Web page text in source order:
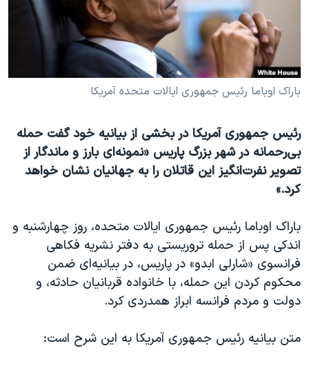
فرهنگ و زندگی
حقوق شهروندی
اقتصادی
علم و فناوری
گالری عکس
آرشیو پخش زنده
مستندها
انتخابات ریاست جمهوری آمریکا ۲۰۲۴
حمله جمهوری اسلامی به اسرائیل
رمز مهسا
اعتراضات زن، زندگی، آزادی
مجموعه مستندهای دادخواهی
تریبونال مردمی آبان ۹۸
چهل سال گروگان‌گیری
قانون شفافیت دارائی کادر رهبری ایران
اعتراضات مردمی آبان ۹۸
اسرائیل در جنگ
نرگس محمدی برنده جایزه نوبل صلح
دنبال کنید
باراک اوباما رئیس جمهوری ایالات متحده آمریکا
رئیس جمهوری آمریکا در بخشی از بیانیه خود گفت حمله
بی‌رحمانه در شهر بزرگ پاریس «نمونه‌ای بارز و ماندگار از
تصویر نفرت‌انگیز این قاتلان را به جهانیان نشان خواهد
کرد.»
باراک اوباما رئیس جمهوری ایالات متحده، روز چهارشنبه و
اندکی پس از حمله تروریستی به دفتر نشریه فکاهی
فرانسوی «شارلی ابدو» در پاریس، در بیانیه‌ای ضمن
محکوم کردن این حمله، با خانواده قربانیان حادثه، و
دولت و مردم فرانسه ابراز همدردی کرد.
متن بیانیه رئیس جمهوری آمریکا به این شرح است: